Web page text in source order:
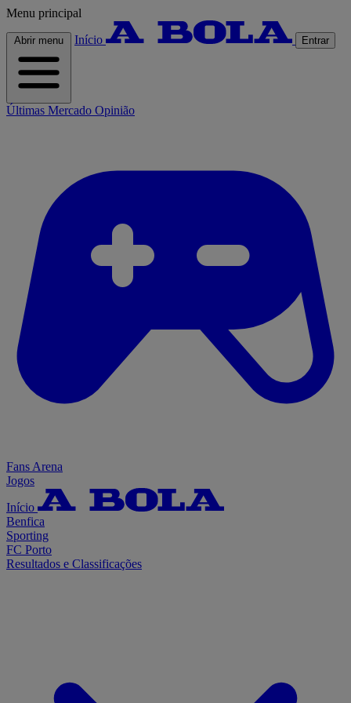
Menu principal
Abrir menu Início Entrar
Últimas Mercado Opinião
Fans Arena
Jogos
Início
Benfica
Sporting
FC Porto
Resultados e Classificações